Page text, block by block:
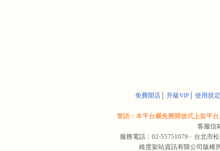
免費開店│ 升級VIP│ 使用規定
警語：本平台屬免費開放式上架平
客服信
服務電話：02-55751079 ‧ 台北市
維度架站資訊有限公司版權